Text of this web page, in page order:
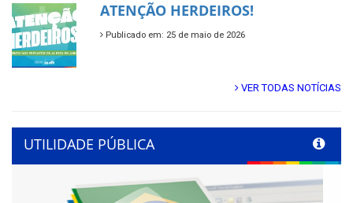
ATENÇÃO HERDEIROS!
Publicado em: 25 de maio de 2026
VER TODAS NOTÍCIAS
UTILIDADE PÚBLICA